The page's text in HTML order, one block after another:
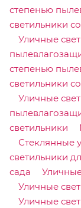
степенью
светильники
Уличные
степенью
светильники
Уличные
светильники
Стеклянные
светильники
сада
Уличные
Уличные